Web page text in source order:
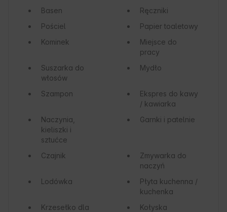
Basen
Ręczniki
Pościel
Papier toaletowy
Kominek
Miejsce do
pracy
Suszarka do
włosów
Mydło
Szampon
Ekspres do kawy
/ kawiarka
Naczynia,
kieliszki i
sztućce
Garnki i patelnie
Czajnik
Zmywarka do
naczyń
Lodówka
Płyta kuchenna /
kuchenka
Krzesełko dla
Kołyska